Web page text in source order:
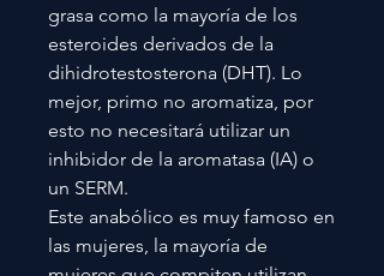
grasa como la mayoría de los
esteroides derivados de la
dihidrotestosterona (DHT). Lo
mejor, primo no aromatiza, por
esto no necesitará utilizar un
inhibidor de la aromatasa (IA) o
un SERM.
Este anabólico es muy famoso en
las mujeres, la mayoría de